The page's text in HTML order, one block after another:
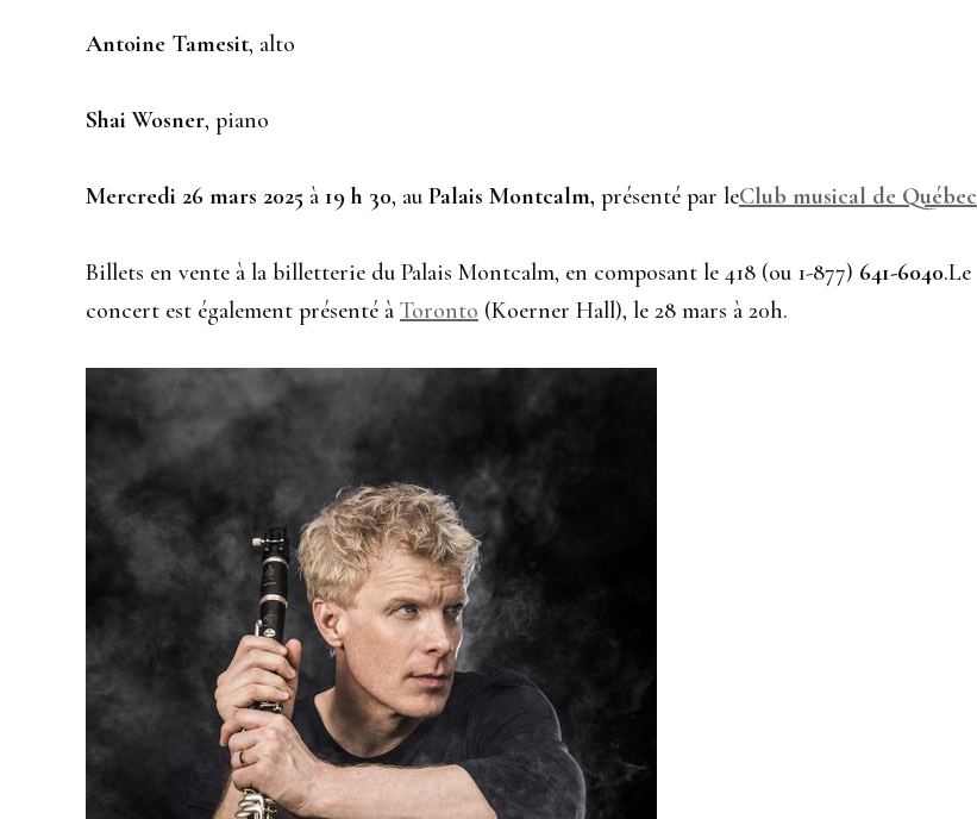
Antoine Tamesit, alto
Shai Wosner, piano
Mercredi 26 mars 2025 à 19 h 30, au Palais Montcalm, présenté par leClub musical de Québec
Billets en vente à la billetterie du Palais Montcalm, en composant le 418 (ou 1-877) 641-6040.Le
concert est également présenté à Toronto (Koerner Hall), le 28 mars à 20h.